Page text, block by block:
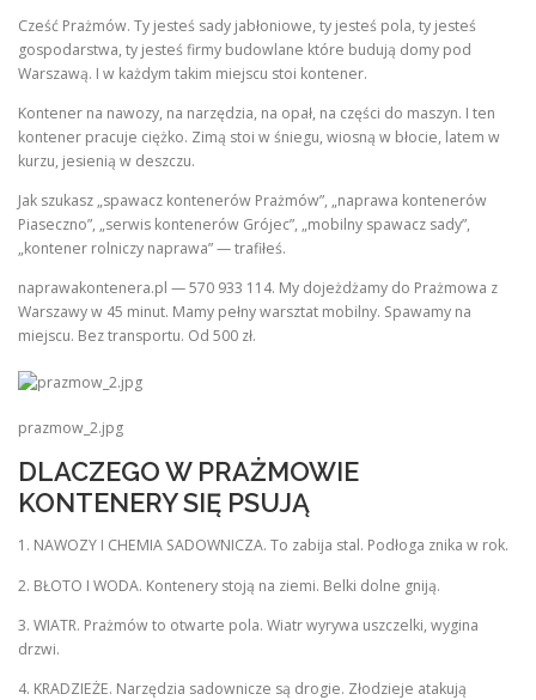
Cześć Prażmów. Ty jesteś sady jabłoniowe, ty jesteś pola, ty jesteś
gospodarstwa, ty jesteś firmy budowlane które budują domy pod
Warszawą. I w każdym takim miejscu stoi kontener.
Kontener na nawozy, na narzędzia, na opał, na części do maszyn. I ten
kontener pracuje ciężko. Zimą stoi w śniegu, wiosną w błocie, latem w
kurzu, jesienią w deszczu.
Jak szukasz „spawacz kontenerów Prażmów”, „naprawa kontenerów
Piaseczno”, „serwis kontenerów Grójec”, „mobilny spawacz sady”,
„kontener rolniczy naprawa” — trafiłeś.
naprawakontenera.pl — 570 933 114. My dojeżdżamy do Prażmowa z
Warszawy w 45 minut. Mamy pełny warsztat mobilny. Spawamy na
miejscu. Bez transportu. Od 500 zł.
prazmow_2.jpg
DLACZEGO W PRAŻMOWIE
KONTENERY SIĘ PSUJĄ
1. NAWOZY I CHEMIA SADOWNICZA. To zabija stal. Podłoga znika w rok.
2. BŁOTO I WODA. Kontenery stoją na ziemi. Belki dolne gniją.
3. WIATR. Prażmów to otwarte pola. Wiatr wyrywa uszczelki, wygina
drzwi.
4. KRADZIEŻE. Narzędzia sadownicze są drogie. Złodzieje atakują